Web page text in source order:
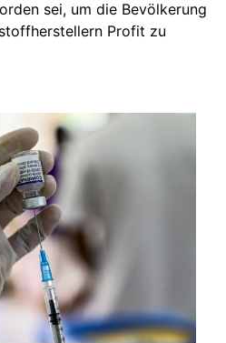
sei, um die Bevölkerung
Profit zu